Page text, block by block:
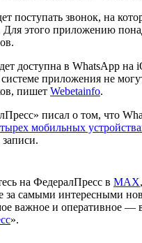
поступать звонок, на
Для этого приложению
доступна в WhatsApp на
приложения не
пишет Webetainfo.
писал о том, что
мобильных
на ФедералПресс в МАХ,
за самыми интересными
важное и оперативное —
».